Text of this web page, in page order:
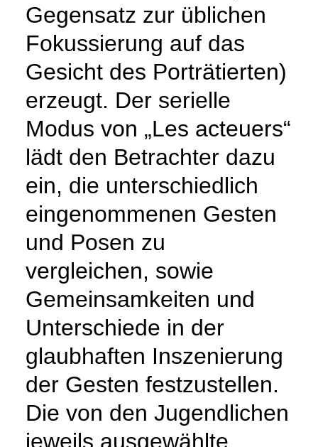
Gegensatz zur üblichen
Fokussierung auf das
Gesicht des Porträtierten)
erzeugt. Der serielle
Modus von „Les acteuers“
lädt den Betrachter dazu
ein, die unterschiedlich
eingenommenen Gesten
und Posen zu
vergleichen, sowie
Gemeinsamkeiten und
Unterschiede in der
glaubhaften Inszenierung
der Gesten festzustellen.
Die von den Jugendlichen
jeweils ausgewählte